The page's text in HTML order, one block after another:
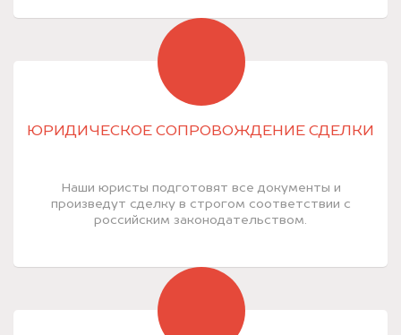
ЮРИДИЧЕСКОЕ СОПРОВОЖДЕНИЕ СДЕЛКИ
Наши юристы подготовят все документы и
произведут сделку в строгом соответствии с
российским законодательством.